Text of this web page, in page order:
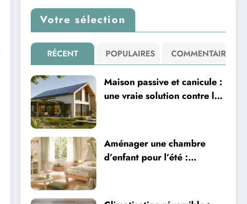
Votre sélection
RÉCENT POPULAIRES COMMENTAIRE
Maison passive et canicule :
une vraie solution contre la
Aménager une chambre
d’enfant pour l’été :